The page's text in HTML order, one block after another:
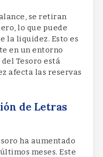
se retiran
lo que puede
la liquidez. Esto es
en un entorno
Tesoro está
afecta las reservas
de Letras
ha aumentado
meses. Este